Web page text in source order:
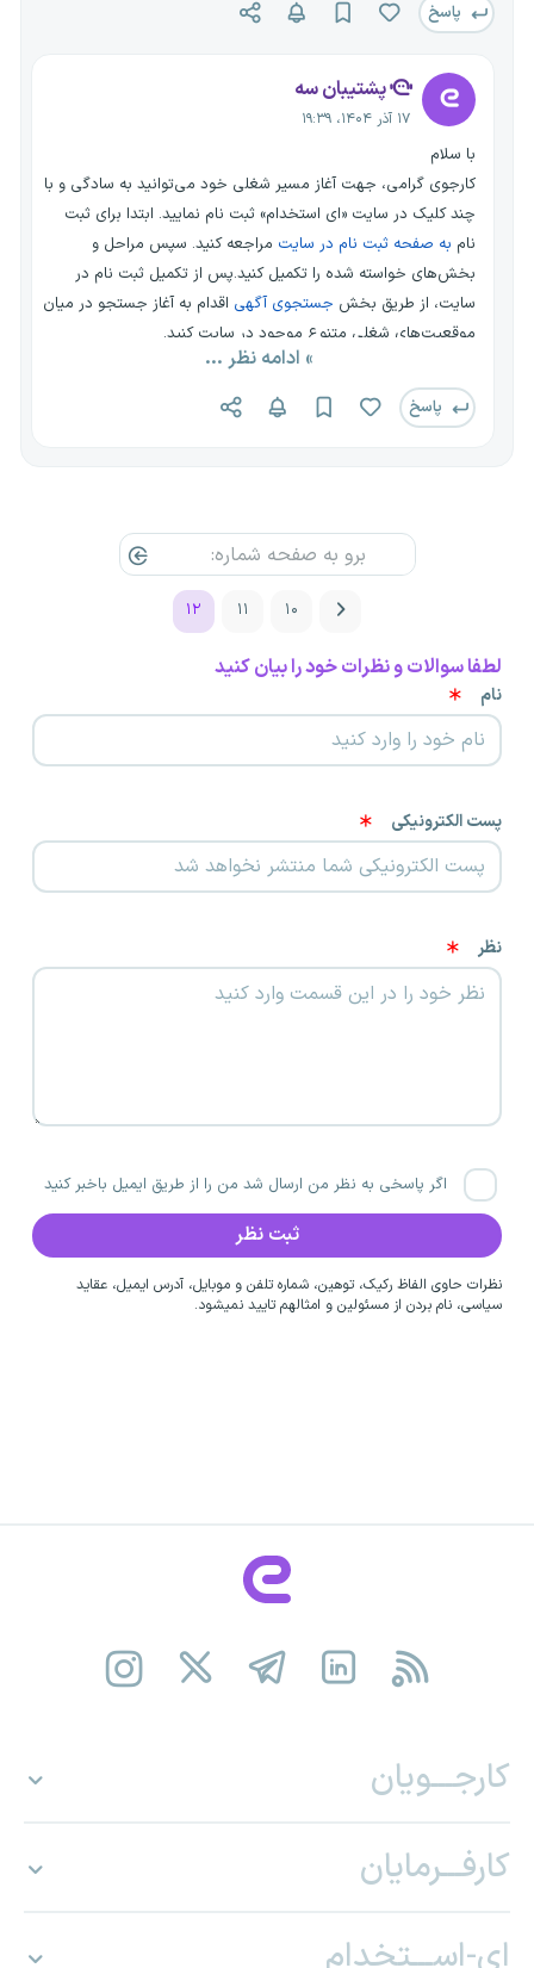
پاسخ
پشتیبان سه
۱۷ آذر ۱۴۰۴، ۱۹:۳۹
با سلام
کارجوی گرامی، جهت آغاز مسیر شغلی خود می‌توانید به سادگی و با
چند کلیک در سایت «ای استخدام» ثبت نام نمایید. ابتدا برای ثبت
نام به صفحه ثبت نام در سایت مراجعه کنید. سپس مراحل و
بخش‌های خواسته شده را تکمیل کنید.پس از تکمیل ثبت نام در
سایت، از طریق بخش جستجوی آگهی اقدام به آغاز جستجو در میان
موقعیت‌های شغلی متنوع موجود در سایت کنید.
در فرایند جستجو چندین فیلتر مختلف برای سهولت جستجوی شما
قرار داده شده است. با استفاده از این فیلترها می‌توانید:
- استان و شهر
و... را به راحتی انتخاب کرده و برای موقعیت شغلی خود رزومه ارسال
» ادامه نظر ...
پاسخ
۱۰ ۱۱ ۱۲
لطفا سوالات و نظرات خود را بیان کنید
نام
پست الکترونیکی
نظر
اگر پاسخی به نظر من ارسال شد من را از طریق ایمیل باخبر کنید
نظرات حاوی الفاظ رکیک، توهین، شماره تلفن و موبایل، آدرس ایمیل، عقاید
سیاسی، نام بردن از مسئولین و امثالهم تایید نمیشود.
کارجـــویان
کارفـــرمایان
ای-اســـتخدام